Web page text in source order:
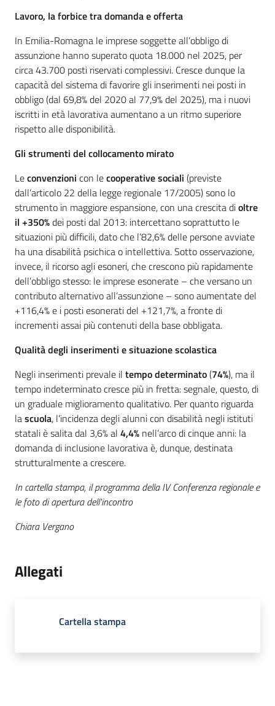
Lavoro, la forbice tra domanda e offerta
In Emilia-Romagna le imprese soggette all’obbligo di
assunzione hanno superato quota 18.000 nel 2025, per
circa 43.700 posti riservati complessivi. Cresce dunque la
capacità del sistema di favorire gli inserimenti nei posti in
obbligo (dal 69,8% del 2020 al 77,9% del 2025), ma i nuovi
iscritti in età lavorativa aumentano a un ritmo superiore
rispetto alle disponibilità.
Gli strumenti del collocamento mirato
Leconvenzioni con lecooperative sociali (previste
dall’articolo 22 della legge regionale 17/2005) sono lo
strumento in maggiore espansione, con una crescita dioltre
il +350%dei posti dal 2013: intercettano soprattutto le
situazioni più difficili, dato che l’82,6% delle persone avviate
ha una disabilità psichica o intellettiva. Sotto osservazione,
invece, il ricorso agli esoneri, che crescono più rapidamente
dell’obbligo stesso: le imprese esonerate – che versano un
contributo alternativo all’assunzione – sono aumentate del
+116,4% e i posti esonerati del +121,7%, a fronte di
incrementi assai più contenuti della base obbligata.
Qualità degli inserimenti e situazione scolastica
Negli inserimenti prevale il tempo determinato(74%), ma il
tempo indeterminato cresce più in fretta: segnale, questo, di
un graduale miglioramento qualitativo. Per quanto riguarda
lascuola, l’incidenza degli alunni con disabilità negli istituti
statali è salita dal 3,6% al 4,4% nell’arco di cinque anni: la
domanda di inclusione lavorativa è, dunque, destinata
strutturalmente a crescere.
In cartella stampa, il programma della IV Conferenza regionale e
le foto di apertura dell'incontro
Chiara Vergano
Allegati
Cartella stampa